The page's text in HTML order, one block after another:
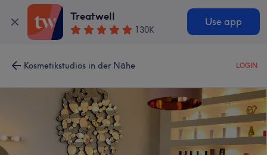
Treatwell
130K
Use app
Kosmetikstudios in der Nähe LOGIN